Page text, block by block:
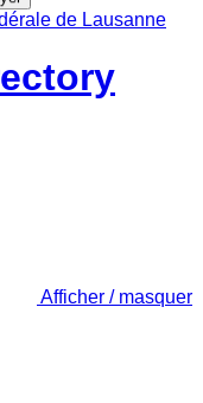
Afficher / masquer